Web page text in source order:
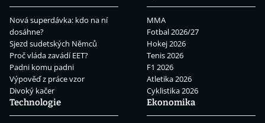
Nová superdávka: kdo na ní
dosáhne?
Sjezd sudetských Němců
Proč vláda zavádí EET?
Padni komu padni
Výpověď z práce vzor
Divoký kačer
MMA
Fotbal 2026/27
Hokej 2026
Tenis 2026
F1 2026
Atletika 2026
Cyklistika 2026
Technologie
Ekonomika